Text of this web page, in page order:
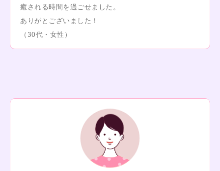
癒される時間を過ごせました。
ありがとございました！
（30代・女性）